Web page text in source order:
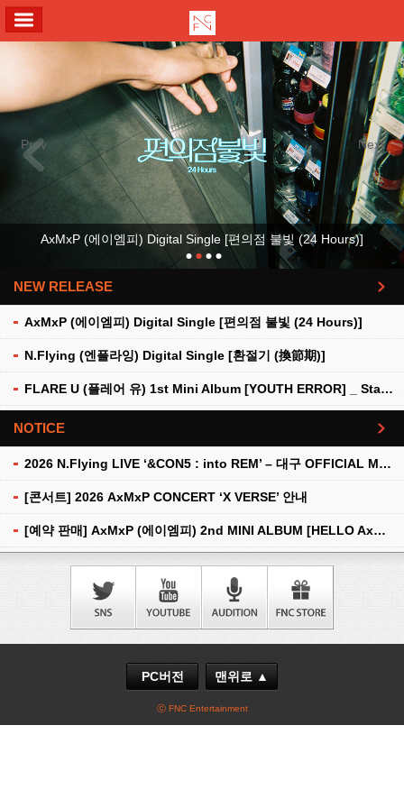
Previous Next
AxMxP (에이엠피) Digital Single [편의점 불빛 (24 Hours)]
NEW RELEASE
AxMxP (에이엠피) Digital Single [편의점 불빛 (24 Hours)]
N.Flying (엔플라잉) Digital Single [환절기 (換節期)]
FLARE U (플레어 유) 1st Mini Album [YOUTH ERROR] _ Stationery Kit Ver.
더보기
NOTICE
2026 N.Flying LIVE ‘&CON5 : into REM’ – 대구 OFFICIAL MD 현장 판매 안내
[콘서트] 2026 AxMxP CONCERT ‘X VERSE’ 안내
[예약 판매] AxMxP (에이엠피) 2nd MINI ALBUM [HELLO AxMxP] 예약 판매 안내
더보기
PC버전 맨위로 ▲
ⓒ FNC Entertainment